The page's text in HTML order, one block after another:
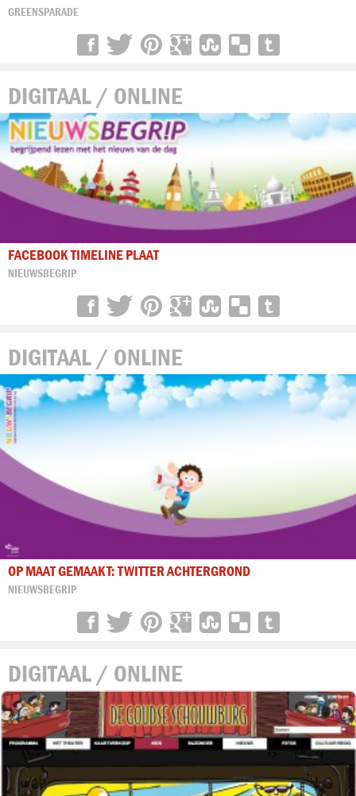
GREENSPARADE
DIGITAAL / ONLINE
FACEBOOK TIMELINE PLAAT
NIEUWSBEGRIP
DIGITAAL / ONLINE
OP MAAT GEMAAKT: TWITTER ACHTERGROND
NIEUWSBEGRIP
DIGITAAL / ONLINE